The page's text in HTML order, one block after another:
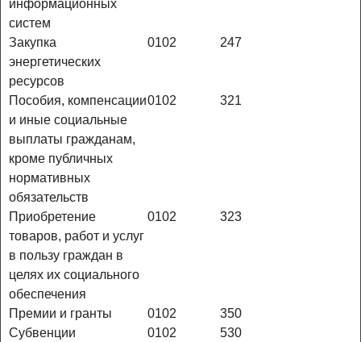
информационных
систем
Закупка
энергетических
ресурсов
0102 247
Пособия, компенсации
и иные социальные
выплаты гражданам,
кроме публичных
нормативных
обязательств
0102 321
Приобретение
товаров, работ и услуг
в пользу граждан в
целях их социального
обеспечения
0102 323
Премии и гранты 0102
350
Субвенции
0102
530